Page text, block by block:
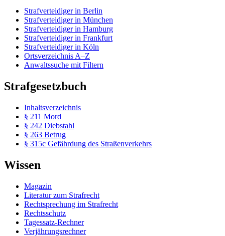
Strafverteidiger in Berlin
Strafverteidiger in München
Strafverteidiger in Hamburg
Strafverteidiger in Frankfurt
Strafverteidiger in Köln
Ortsverzeichnis A–Z
Anwaltssuche mit Filtern
Strafgesetzbuch
Inhaltsverzeichnis
§ 211 Mord
§ 242 Diebstahl
§ 263 Betrug
§ 315c Gefährdung des Straßenverkehrs
Wissen
Magazin
Literatur zum Strafrecht
Rechtsprechung im Strafrecht
Rechtsschutz
Tagessatz-Rechner
Verjährungsrechner